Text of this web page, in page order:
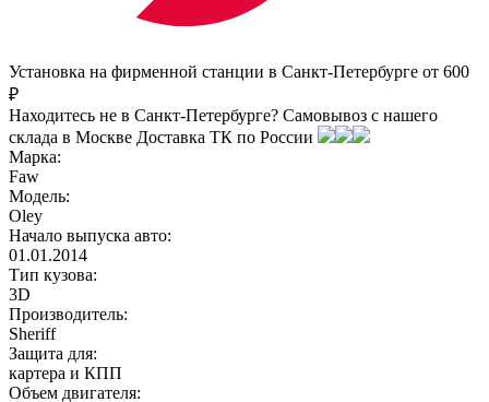
Установка на фирменной станции в Санкт-Петербурге от 600
₽
Находитесь не в Санкт-Петербурге? Самовывоз с нашего
склада в Москве Доставка ТК по России
Марка:
Faw
Модель:
Oley
Начало выпуска авто:
01.01.2014
Тип кузова:
3D
Производитель:
Sheriff
Защита для:
картера и КПП
Объем двигателя: